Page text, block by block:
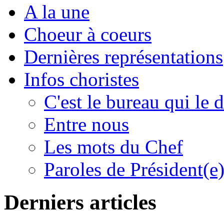
A la une
Choeur à coeurs
Dernières représentations
Infos choristes
C'est le bureau qui le
Entre nous
Les mots du Chef
Paroles de Président(e)
Derniers articles